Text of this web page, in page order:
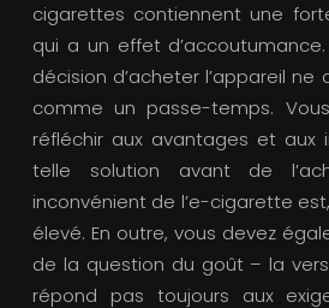
cigarettes contiennent une
qui a un effet
décision d’acheter l’appareil
comme un passe-temps.
réfléchir aux avantages et aux
telle solution avant de
inconvénient de l’e-cigarette
élevé. En outre, vous devez
de la question du goût – la
répond pas toujours aux